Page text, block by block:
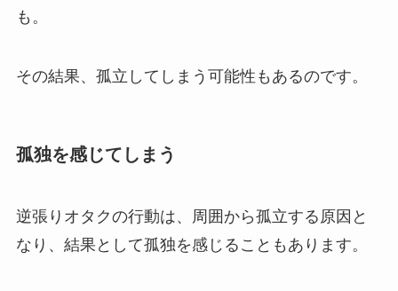
も。
その結果、孤立してしまう可能性もあるのです。
孤独を感じてしまう
逆張りオタクの行動は、周囲から孤立する原因と
なり、結果として孤独を感じることもあります。